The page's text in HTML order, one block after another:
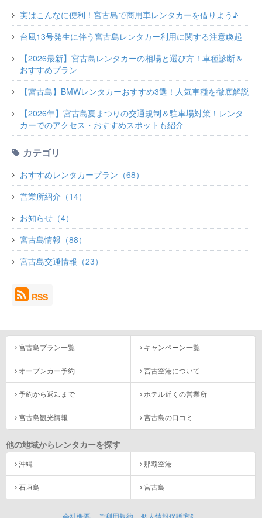
実はこんなに便利！宮古島で商用車レンタカーを借りよう♪
台風13号発生に伴う宮古島レンタカー利用に関する注意喚起
【2026最新】宮古島レンタカーの相場と選び方！車種診断＆
おすすめプラン
【宮古島】BMWレンタカーおすすめ3選！人気車種を徹底解説
【2026年】宮古島夏まつりの交通規制＆駐車場対策！レンタ
カーでのアクセス・おすすめスポットも紹介
カテゴリ
おすすめレンタカープラン（68）
営業所紹介（14）
お知らせ（4）
宮古島情報（88）
宮古島交通情報（23）
RSS
宮古島プラン一覧 キャンペーン一覧
オープンカー予約 宮古空港について
予約から返却まで ホテル近くの営業所
宮古島観光情報 宮古島の口コミ
他の地域からレンタカーを探す
沖縄 那覇空港
石垣島 宮古島
会社概要 ご利用規約 個人情報保護方針